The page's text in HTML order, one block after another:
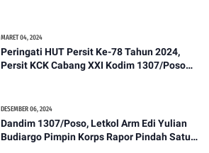
MARET 04, 2024
Peringati HUT Persit Ke-78 Tahun 2024,
Persit KCK Cabang XXI Kodim 1307/Poso
DESEMBER 06, 2024
Dandim 1307/Poso, Letkol Arm Edi Yulian
Budiargo Pimpin Korps Rapor Pindah Satuan